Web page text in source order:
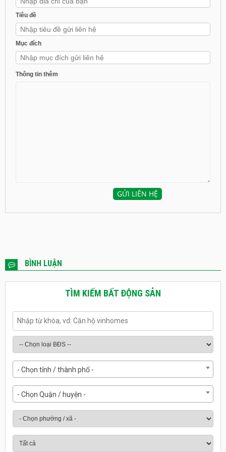
Tiêu đề
Mục đích
Thông tin thêm
BÌNH LUẬN
TÌM KIẾM BẤT ĐỘNG SẢN
- Chọn tỉnh / thành phố -
- Chọn Quận / huyện -